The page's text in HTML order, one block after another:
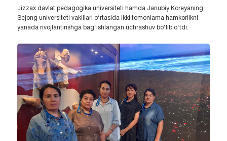
Jizzax davlat pedagogika universiteti hamda Janubiy Koreyaning
Sejong universiteti vakillari o‘rtasida ikki tomonlama hamkorlikni
yanada rivojlantirishga bag‘ishlangan uchrashuv bo‘lib o‘tdi.